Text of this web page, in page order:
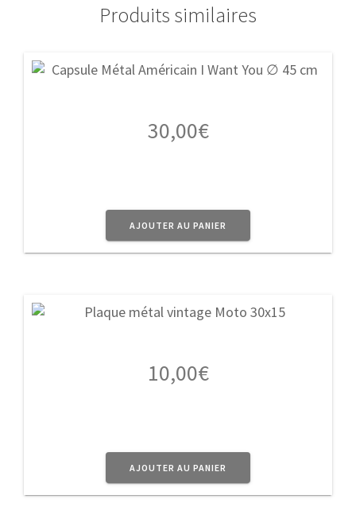
Produits similaires
30,00€
AJOUTER AU PANIER
10,00€
AJOUTER AU PANIER